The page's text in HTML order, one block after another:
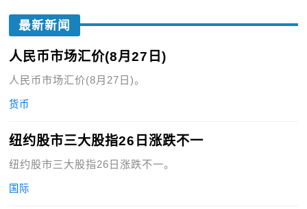
最新新闻
人民币市场汇价(8月27日)
人民币市场汇价(8月27日)。
货币
纽约股市三大股指26日涨跌不一
纽约股市三大股指26日涨跌不一。
国际